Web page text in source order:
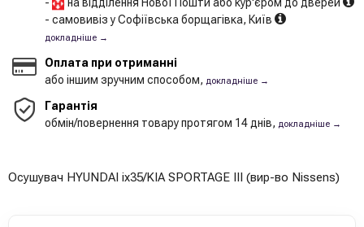
-
на відділення Нової Пошти або кур'єром до дверей
- самовивіз у Софіївська борщагівка, Київ
докладніше →
Оплата при отриманні
або іншим зручним способом, докладніше →
Гарантія
обмін/повернення товару протягом 14 днів, докладніше →
Осушувач HYUNDAI ix35/KIA SPORTAGE III (вир-во Nissens)